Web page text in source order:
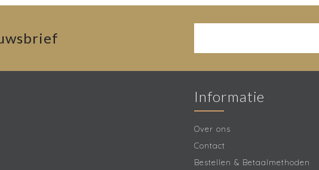
Informatie
Over ons
Contact
Bestellen & Betaalmethoden